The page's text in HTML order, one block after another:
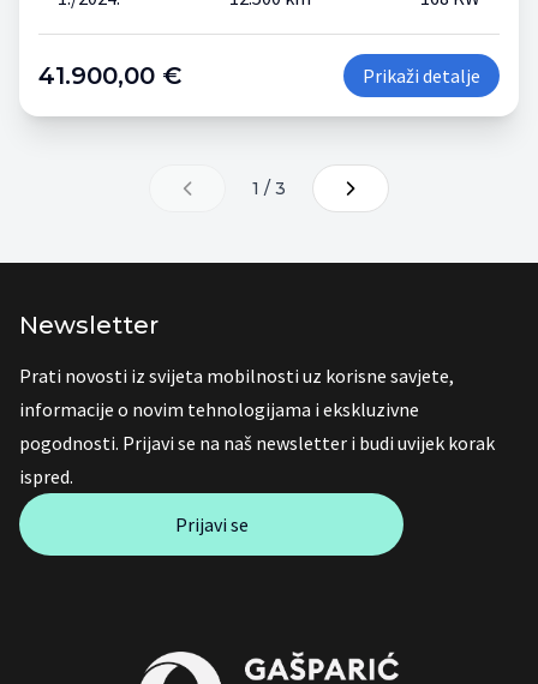
41.900,00 € Prikaži detalje
1 / 3
Newsletter
Prati novosti iz svijeta mobilnosti uz korisne savjete,
informacije o novim tehnologijama i ekskluzivne
pogodnosti. Prijavi se na naš newsletter i budi uvijek korak
ispred.
Prijavi se